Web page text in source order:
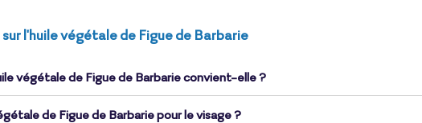
l'huile végétale de Figue de Barbarie
végétale de Figue de Barbarie convient-elle ?
de Figue de Barbarie pour le visage ?